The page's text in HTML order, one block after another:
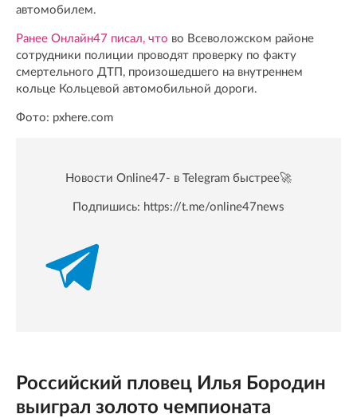
автомобилем.
Ранее Онлайн47 писал, что во Всеволожском районе
сотрудники полиции проводят проверку по факту
смертельного ДТП, произошедшего на внутреннем
кольце Кольцевой автомобильной дороги.
Фото: pxhere.com
Новости Online47- в Telegram быстрее🚀
Подпишись: https://t.me/online47news
Российский пловец Илья Бородин
выиграл золото чемпионата